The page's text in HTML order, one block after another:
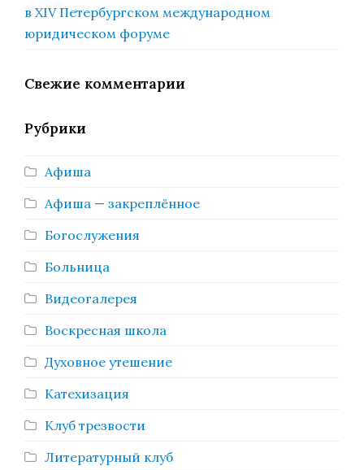
в XIV Петербургском международном
юридическом форуме
Свежие комментарии
Рубрики
Афиша
Афиша — закреплённое
Богослужения
Больница
Видеогалерея
Воскресная школа
Духовное утешение
Катехизация
Клуб трезвости
Литературный клуб